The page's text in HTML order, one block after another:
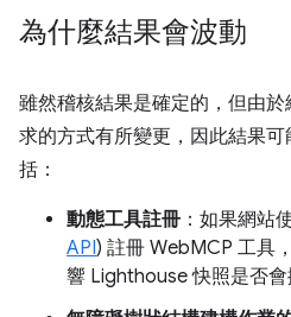
為什麼結果會波動
雖然稽核結果是確定的，但由
求的方式有所變更，因此結果
括：
動態工具註冊 ：如果網站
API) 註冊 WebMCP 工具
響 Lighthouse 快照是否會